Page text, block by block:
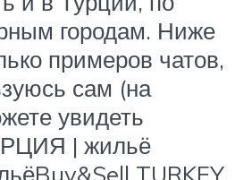
городам. Ниже
примеров чатов,
сам (на
увидеть
| жильё
TURKEY